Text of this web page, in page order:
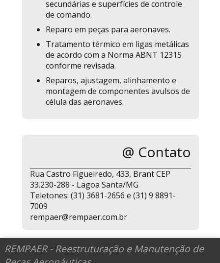
secundárias e superfícies de controle
de comando.
Reparo em peças para aeronaves.
Tratamento térmico em ligas metálicas
de acordo com a Norma ABNT 12315
conforme revisada.
Reparos, ajustagem, alinhamento e
montagem de componentes avulsos de
célula das aeronaves.
@ Contato
Rua Castro Figueiredo, 433, Brant CEP
33.230-288 - Lagoa Santa/MG
Teletones: (31) 3681-2656 e (31) 9 8891-
7009
rempaer@rempaer.com.br
REMPAER - Reestruturação e Manutenção de